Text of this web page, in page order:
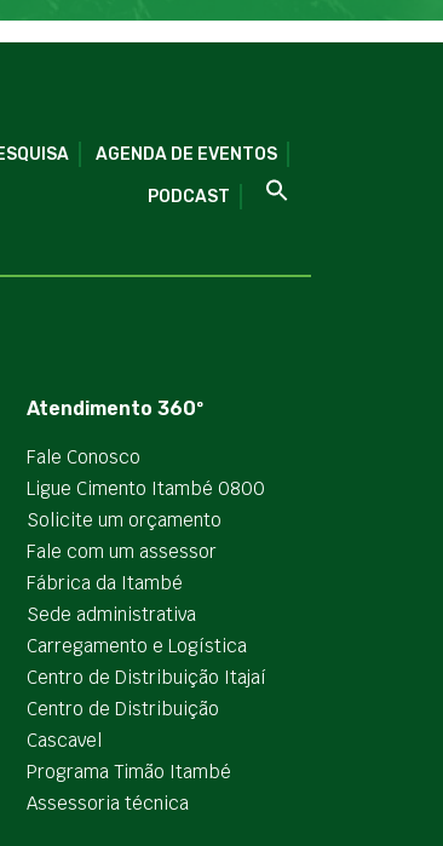
AGENDA DE EVENTOS
PODCAST
Atendimento 360º
Fale Conosco
Ligue Cimento Itambé 0800
Solicite um orçamento
Fale com um assessor
Fábrica da Itambé
Sede administrativa
Carregamento e Logística
Centro de Distribuição Itajaí
Centro de Distribuição
Cascavel
Programa Timão Itambé
Assessoria técnica